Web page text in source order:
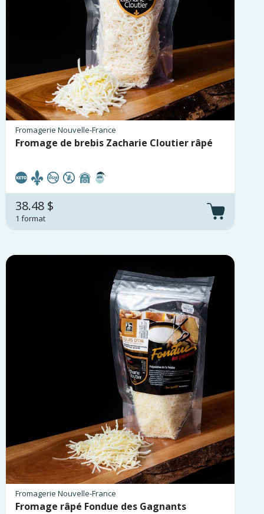
Fromagerie Nouvelle-France
Fromage de brebis Zacharie Cloutier râpé
38.48 $
1 format
Fromagerie Nouvelle-France
Fromage râpé Fondue des Gagnants